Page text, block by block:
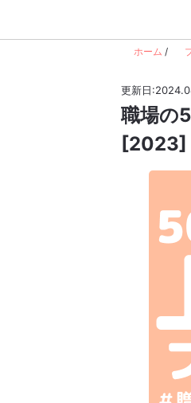
ホーム /
更新日
職場の
[2023]